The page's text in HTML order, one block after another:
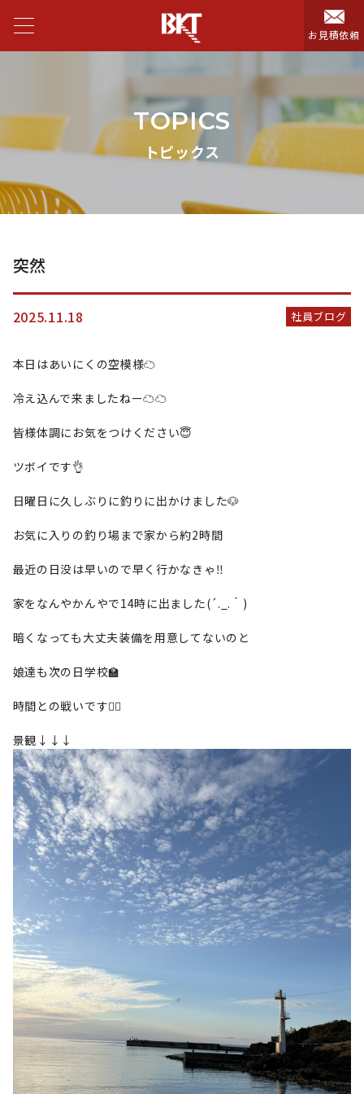
お見積依頼
TOPICS
トピックス
突然
2025.11.18 社員ブログ
本日はあいにくの空模様☁️
冷え込んで来ましたねー☁️☁️
皆様体調にお気をつけください😇
ツボイです👌
日曜日に久しぶりに釣りに出かけました🐶
お気に入りの釣り場まで家から約2時間
最近の日没は早いので早く行かなきゃ‼️
家をなんやかんやで14時に出ました(´._.｀)
暗くなっても大丈夫装備を用意してないのと
娘達も次の日学校🏫
時間との戦いです🏃‍♂️
景観↓↓↓